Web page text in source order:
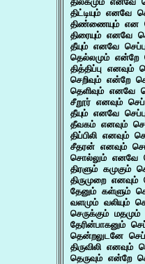
திட்டியும் எனவே
திண்ணையும் என
திரையும் எனவே
தீயும் எனவே
தெல்லமும் என்றே
தித்திப்பு
செறிவும் என்றே
தெளிவும் எனவே
சீறூர் எனவும்
தீயும் எனவே
தீவகம் எனவும்
திப்பிலி எனவும்
சீதரன் எனவும்
சொல்லும் எனவே
திரளும் கமுகும்
திருமுறை
தேனும் கள்ளும்
வளமும் வலியும்
செருக்கும்
தேரின்பாகனும்
தென்றலுடனே
திருவிலி
தெருவும் என்றே